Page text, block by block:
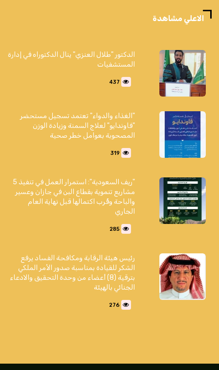
الاعلي مشاهدة
الدكتور "طلال العنزي" ينال الدكتوراه في إدارة
المستشفيات
437
"الغذاء والدواء" تعتمد تسجيل مستحضر
"فاوندايو" لعلاج السمنة وزيادة الوزن
المصحوبة بعوامل خطر صحية
319
"ريف السعودية": استمرار العمل في تنفيذ 5
مشاريع تنموية بقطاع البن في جازان وعسير
والباحة وقُرب اكتمالها قبل نهاية العام
الجاري
285
رئيس هيئة الرقابة ومكافحة الفساد يرفع
الشكر للقيادة بمناسبة صدور الأمر الملكي
بترقية (8) أعضاء من وحدة التحقيق والادعاء
الجنائي بالهيئة
276